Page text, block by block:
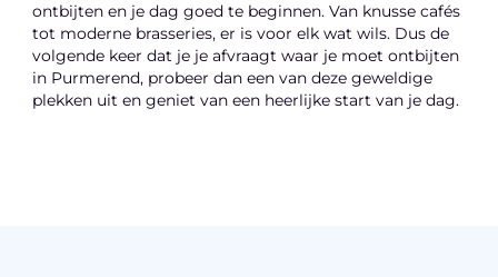
ontbijten en je dag goed te beginnen. Van knusse cafés
tot moderne brasseries, er is voor elk wat wils. Dus de
volgende keer dat je je afvraagt waar je moet ontbijten
in Purmerend, probeer dan een van deze geweldige
plekken uit en geniet van een heerlijke start van je dag.